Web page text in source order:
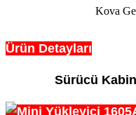
Kova
Ürün Detayları
Sürücü